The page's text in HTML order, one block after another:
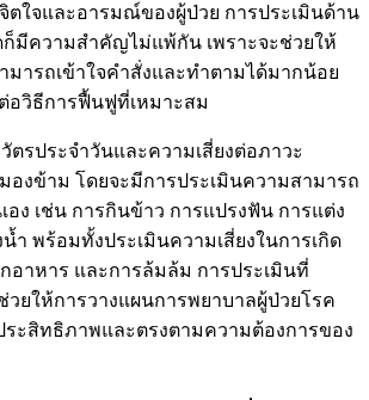
ตใจและอารมณ์ของผู้ป่วย การประเมินด้าน
มีความสำคัญไม่แพ้กัน เพราะจะช่วยให้
ามารถเข้าใจคำสั่งและทำตามได้มากน้อย
อวิธีการฟื้นฟูที่เหมาะสม
ตรประจำวันและความเสี่ยงต่อภาวะ
งข้าม โดยจะมีการประเมินความสามารถ
อง เช่น การกินข้าว การแปรงฟัน การแต่ง
ำ พร้อมทั้งประเมินความเสี่ยงในการเกิด
อาหาร และการล้มล้ม การประเมินที่
ยให้การวางแผนการพยาบาลผู้ป่วยโรค
ะสิทธิภาพและตรงตามความต้องการของ